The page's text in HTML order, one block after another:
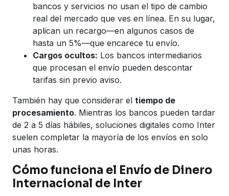
bancos y servicios no usan el tipo de cambio
real del mercado que ves en línea. En su lugar,
aplican un recargo—en algunos casos de
hasta un 5%—que encarece tu envío.
Cargos ocultos: Los bancos intermediarios
que procesan el envío pueden descontar
tarifas sin previo aviso.
También hay que considerar el tiempo de
procesamiento. Mientras los bancos pueden tardar
de 2 a 5 días hábiles, soluciones digitales como Inter
suelen completar la mayoría de los envíos en solo
unas horas.
Cómo funciona el Envío de Dinero
Internacional de Inter